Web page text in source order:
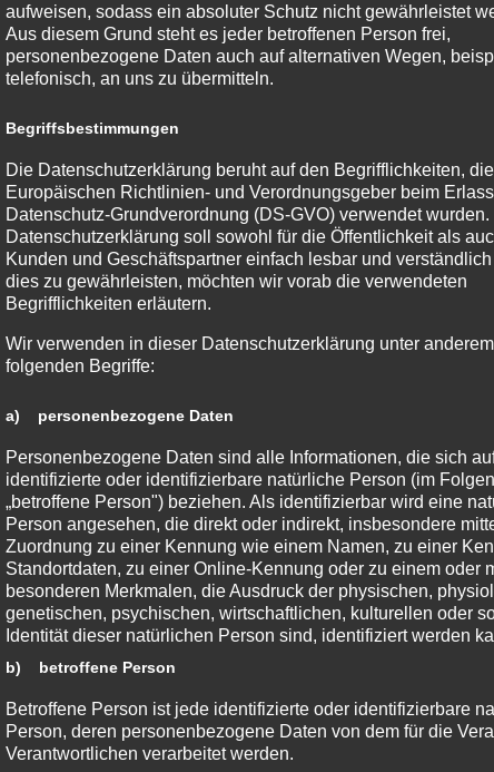
vor drei
2026 —
Chöre“
diesem...
ausgeschrieben, um
Schulprojekte an der Schnittstelle
von Nachhaltigkeit und
DELF-AG: Übergabe
zahlreicher Zertifikate
1.06.2026
Liebe Schülerinnen und
Schüler,Herzlichen Glückwunsch
an alle, die die DELF-Prüfung in
Französisch erfolgreich
aufweisen, sodass ein absoluter Schutz nicht gewährleistet
Aus diesem Grund steht es jeder betroffenen Person frei,
personenbezogene Daten auch auf alternativen Wegen,
telefonisch, an uns zu übermitteln.
Begriffsbestimmungen
Die Datenschutzerklärung beruht auf den Begrifflichkeiten,
Europäischen Richtlinien- und Verordnungsgeber beim
Datenschutz-Grundverordnung (DS-GVO) verwendet
Datenschutzerklärung soll sowohl für die Öffentlichkeit als
Kunden und Geschäftspartner einfach lesbar und
dies zu gewährleisten, möchten wir vorab die verwendeten
Begrifflichkeiten erläutern.
Wir verwenden in dieser Datenschutzerklärung unter
folgenden Begriffe:
a) personenbezogene Daten
Personenbezogene Daten sind alle Informationen, die sich
identifizierte oder identifizierbare natürliche Person (im
„betroffene Person") beziehen. Als identifizierbar wird eine
Person angesehen, die direkt oder indirekt, insbesondere
Zuordnung zu einer Kennung wie einem Namen, zu einer
Standortdaten, zu einer Online-Kennung oder zu einem oder
besonderen Merkmalen, die Ausdruck der physischen,
genetischen, psychischen, wirtschaftlichen, kulturellen oder
Identität dieser natürlichen Person sind, identifiziert werden
b) betroffene Person
Betroffene Person ist jede identifizierte oder identifizierbare
Person, deren personenbezogene Daten von dem für die
Verantwortlichen verarbeitet werden.